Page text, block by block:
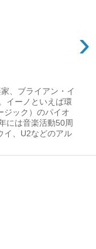
›
、ブライアン・イ
イーノといえば環
ジック）のパイオ
には音楽活動50周
イ、U2などのアル